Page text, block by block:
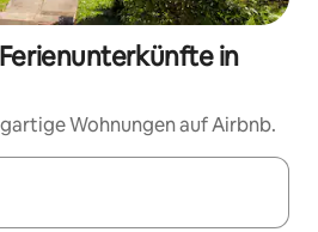
in
Wohnungen auf Airbnb.
sind, navigiere mit den